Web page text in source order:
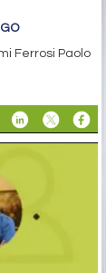
Ferrosi Paolo